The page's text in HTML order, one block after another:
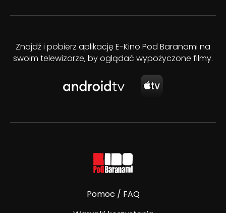
Znajdź i pobierz aplikację E-Kino Pod Baranami na
swoim telewizorze, by oglądać wypożyczone filmy.
Pomoc / FAQ